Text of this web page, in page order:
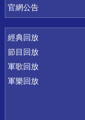
官網公告
經典回放
節目回放
軍歌回放
軍樂回放